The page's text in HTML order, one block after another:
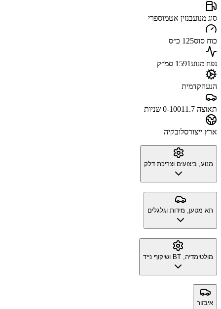
סוג מנועבנזין אטמוספרי
כוח סוס125 כ״ס
נפח מנוע1591 סמ״ק
הנעהקדמית
תאוצה 0-100 11.7 שניות
ארץ ייצורסלובקיה
מנוע, ביצועים וצריכת דלק
תא מטען, מידות וגלגלים
מולטימדיה, BT ושיקוף נייד
איבזור